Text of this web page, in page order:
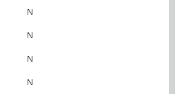
N
N
N
N